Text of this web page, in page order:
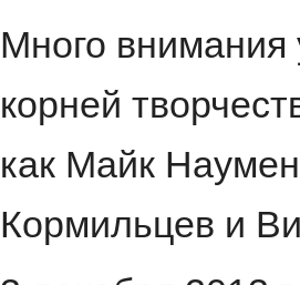
Много внимания
корней
как Майк
Кормильцев и